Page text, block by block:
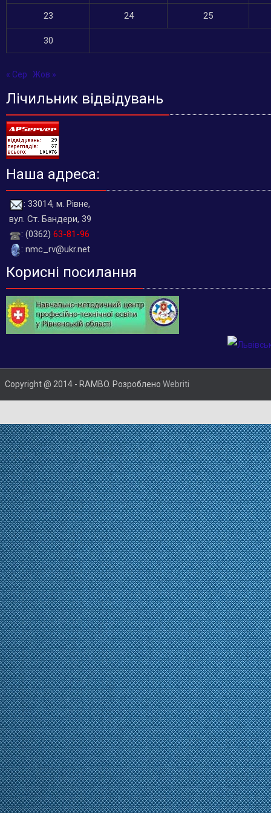
23 24 25
30
« Сер Жов »
Лічильник відвідувань
Наша адреса:
: 33014, м. Рівне,
вул. Ст. Бандери, 39
: (0362) 63-81-96
: nmc_rv@ukr.net
Корисні посилання
Copyright @ 2014 - RAMBO. Розроблено Webriti